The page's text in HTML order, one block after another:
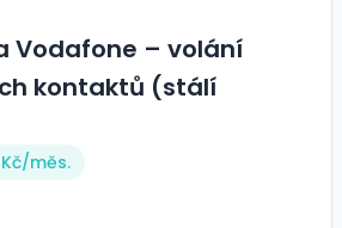
Vodafone – volání
kontaktů (stálí
měs.